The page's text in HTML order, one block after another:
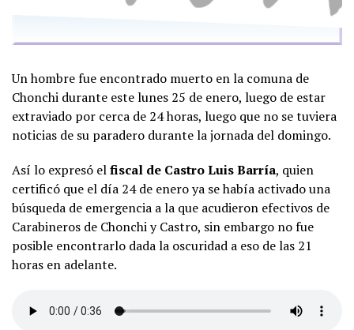
Un hombre fue encontrado muerto en la comuna de
Chonchi durante este lunes 25 de enero, luego de estar
extraviado por cerca de 24 horas, luego que no se tuviera
noticias de su paradero durante la jornada del domingo.
Así lo expresó elfiscal de Castro Luis Barría, quien
certificó que el día 24 de enero ya se había activado una
búsqueda de emergencia a la que acudieron efectivos de
Carabineros de Chonchi y Castro, sin embargo no fue
posible encontrarlo dada la oscuridad a eso de las 21
horas en adelante.